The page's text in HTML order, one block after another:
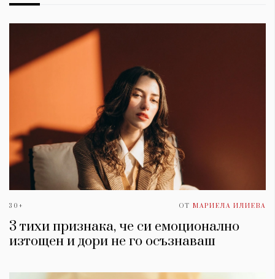
30+ ОТ МАРИЕЛА ИЛИЕВА
3 тихи признака, че си емоционално
изтощен и дори не го осъзнаваш